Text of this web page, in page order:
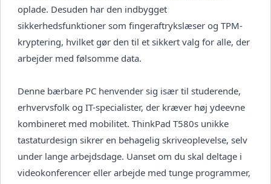
oplade. Desuden har den indbygget
sikkerhedsfunktioner som fingeraftrykslæser og TPM-
kryptering, hvilket gør den til et sikkert valg for alle, der
arbejder med følsomme data.
Denne bærbare PC henvender sig især til studerende,
erhvervsfolk og IT-specialister, der kræver høj ydeevne
kombineret med mobilitet. ThinkPad T580s unikke
tastaturdesign sikrer en behagelig skriveoplevelse, selv
under lange arbejdsdage. Uanset om du skal deltage i
videokonferencer eller arbejde med tunge programmer,